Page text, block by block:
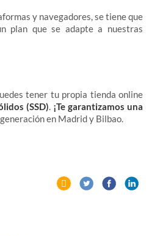
y navegadores, se tiene que
plan que se adapte a nuestras
tener tu propia tienda online
(SSD). ¡Te garantizamos una
en Madrid y Bilbao.